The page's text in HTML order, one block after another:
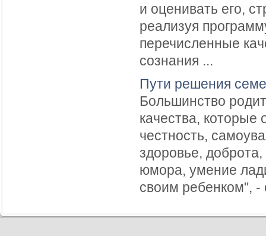
и оценивать его,
реализуя
перечисленные
сознания ...
Пути решения
Большинство
качества, которые
честность,
здоровье,
юмора, умение
своим ребенком", -